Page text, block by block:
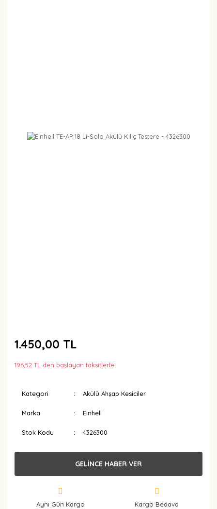
1.450,00 TL
196,52 TL den başlayan taksitlerle!
Kategori Akülü Ahşap Kesiciler
Marka Einhell
Stok Kodu 4326300
GELİNCE HABER VER
Aynı Gün Kargo Kargo Bedava